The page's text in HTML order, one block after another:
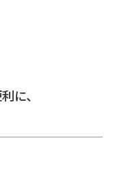
その特性上、荷物の大
が開きやすくなります。
ます。※生地の種類によ
合があります。※置いた
に、